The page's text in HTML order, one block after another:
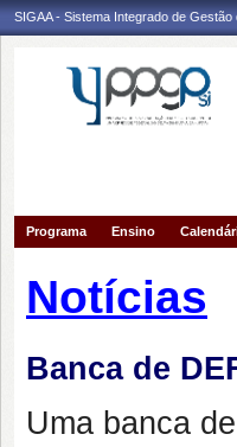
SIGAA - Sistema Integrado de Gestão
Programa Ensino
Notícias
Banca de
Uma banca